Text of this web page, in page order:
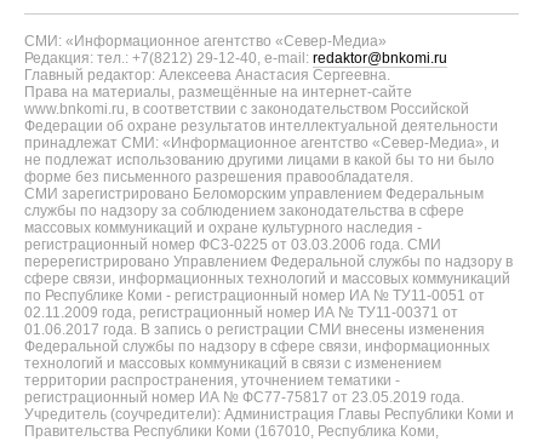
СМИ: «Информационное агентство «Север-Медиа»
Редакция: тел.: +7(8212) 29-12-40, e-mail: redaktor@bnkomi.ru
Главный редактор: Алексеева Анастасия Сергеевна.
Права на материалы, размещённые на интернет-сайте
www.bnkomi.ru, в соответствии с законодательством Российской
Федерации об охране результатов интеллектуальной деятельности
принадлежат СМИ: «Информационное агентство «Север-Медиа», и
не подлежат использованию другими лицами в какой бы то ни было
форме без письменного разрешения правообладателя.
СМИ зарегистрировано Беломорским управлением Федеральным
службы по надзору за соблюдением законодательства в сфере
массовых коммуникаций и охране культурного наследия -
регистрационный номер ФС3-0225 от 03.03.2006 года. СМИ
перерегистрировано Управлением Федеральной службы по надзору в
сфере связи, информационных технологий и массовых коммуникаций
по Республике Коми - регистрационный номер ИА № ТУ11-0051 от
02.11.2009 года, регистрационный номер ИА № ТУ11-00371 от
01.06.2017 года. В запись о регистрации СМИ внесены изменения
Федеральной службы по надзору в сфере связи, информационных
технологий и массовых коммуникаций в связи с изменением
территории распространения, уточнением тематики -
регистрационный номер ИА № ФС77-75817 от 23.05.2019 года.
Учредитель (соучредители): Администрация Главы Республики Коми и
Правительства Республики Коми (167010, Республика Коми,